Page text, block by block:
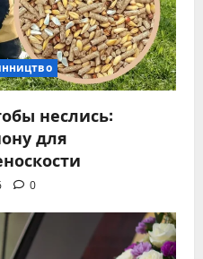
неслись:
для
0